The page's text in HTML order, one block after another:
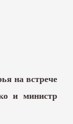
на встрече
и министр